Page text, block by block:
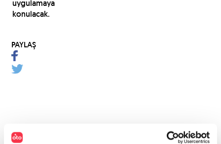
uygulamaya
konulacak.
PAYLAŞ